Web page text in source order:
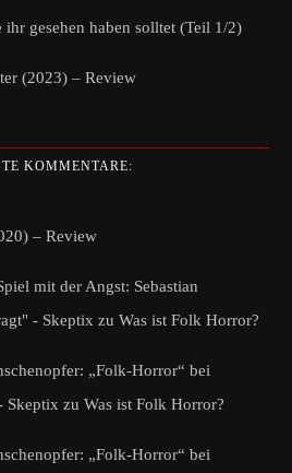
gesehen haben solltet (Teil 1/2)
(2023) – Review
KOMMENTARE:
– Review
mit der Angst: Sebastian
- Skeptix zu Was ist Folk Horror?
„Folk-Horror“ bei
Skeptix zu Was ist Folk Horror?
„Folk-Horror“ bei